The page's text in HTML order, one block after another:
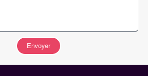
Envoyer